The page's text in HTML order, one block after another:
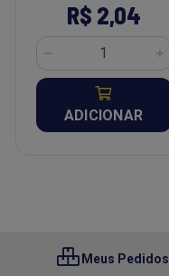
R$ 2,04
ADICIONAR
Meus Pedidos